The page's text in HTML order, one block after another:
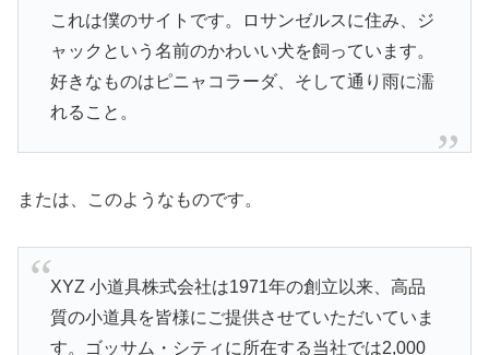
これは僕のサイトです。ロサンゼルスに住み、ジ
ャックという名前のかわいい犬を飼っています。
好きなものはピニャコラーダ、そして通り雨に濡
れること。
または、このようなものです。
XYZ 小道具株式会社は1971年の創立以来、高品
質の小道具を皆様にご提供させていただいていま
す。ゴッサム・シティに所在する当社では2,000